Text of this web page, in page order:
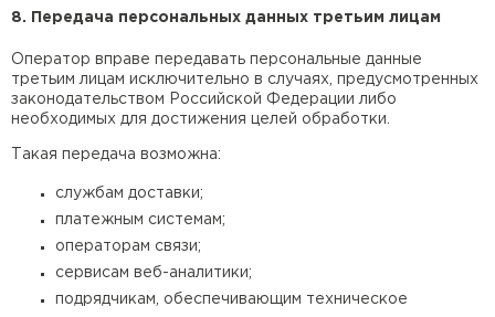
8. Передача персональных данных третьим лицам
Оператор вправе передавать персональные данные
третьим лицам исключительно в случаях, предусмотренных
законодательством Российской Федерации либо
необходимых для достижения целей обработки.
Такая передача возможна:
службам доставки;
платежным системам;
операторам связи;
сервисам веб-аналитики;
подрядчикам, обеспечивающим техническое